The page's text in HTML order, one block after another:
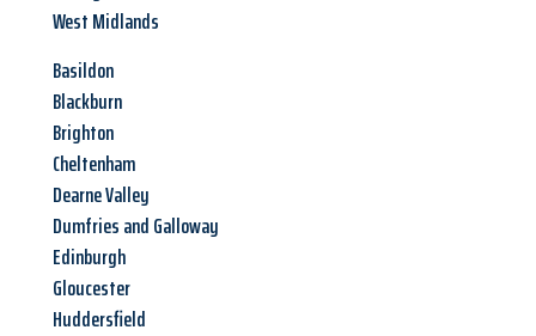
West Midlands
Basildon
Blackburn
Brighton
Cheltenham
Dearne Valley
Dumfries and Galloway
Edinburgh
Gloucester
Huddersfield